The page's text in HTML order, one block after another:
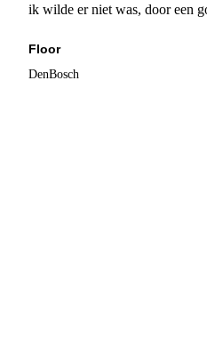
ik wilde er niet was, door een
Floor
DenBosch